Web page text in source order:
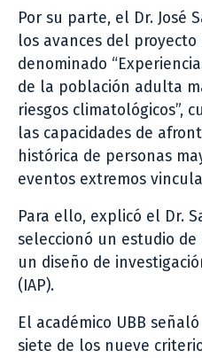
Por su parte, el Dr. José
los avances del proyecto
denominado
de la población adulta
riesgos climatológicos”,
las capacidades de
histórica de personas
eventos extremos
Para ello, explicó el Dr.
seleccionó un estudio
un diseño de
(IAP).
El académico UBB
siete de los nueve